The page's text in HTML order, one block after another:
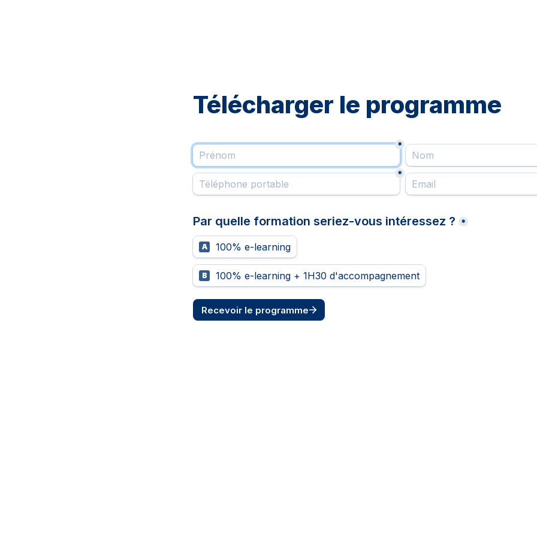
Télécharger le programme
*
*
Par quelle formation seriez-vous intéressez ? *
A 100% e-learning
B 100% e-learning + 1H30 d'accompagnement
Recevoir le programme